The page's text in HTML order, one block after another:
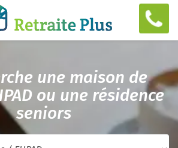
une maison de
ou une résidence
seniors